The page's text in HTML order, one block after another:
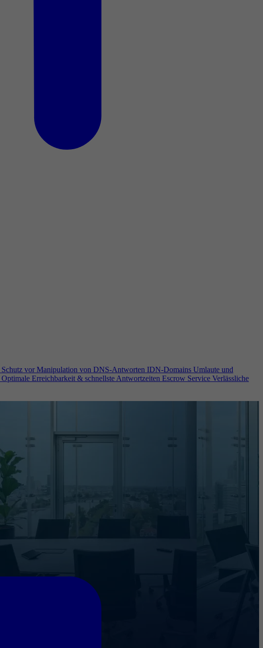
Schutz vor Manipulation von DNS-Antworten IDN-Domains Umlaute und
Optimale Erreichbarkeit & schnellste Antwortzeiten Escrow Service Verlässliche